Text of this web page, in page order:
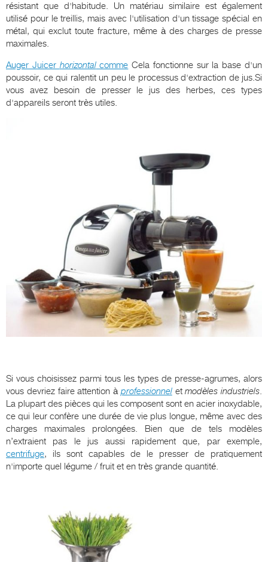
résistant que d'habitude. Un matériau similaire est également
utilisé pour le treillis, mais avec l'utilisation d'un tissage spécial en
métal, qui exclut toute fracture, même à des charges de presse
maximales.
Auger Juicer horizontalcomme Cela fonctionne sur la base d'un
poussoir, ce qui ralentit un peu le processus d'extraction de jus.Si
vous avez besoin de presser le jus des herbes, ces types
d'appareils seront très utiles.
Si vous choisissez parmi tous les types de presse-agrumes, alors
vous devriez faire attention à professionneletmodèles industriels.
La plupart des pièces qui les composent sont en acier inoxydable,
ce qui leur confère une durée de vie plus longue, même avec des
charges maximales prolongées. Bien que de tels modèles
n’extraient pas le jus aussi rapidement que, par exemple,
centrifuge, ils sont capables de le presser de pratiquement
n'importe quel légume / fruit et en très grande quantité.